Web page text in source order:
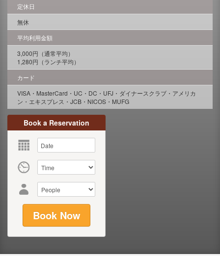
定休日
無休
平均利用金額
3,000円（通常平均）
1,280円（ランチ平均）
カード
VISA・MasterCard・UC・DC・UFJ・ダイナースクラブ・アメリカ
ン・エキスプレス・JCB・NICOS・MUFG
Book a Reservation